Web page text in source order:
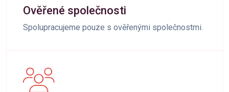
Ověřené společnosti
Spolupracujeme pouze s ověřenými společnostmi.